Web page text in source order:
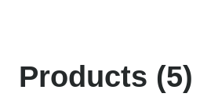
Products (5)